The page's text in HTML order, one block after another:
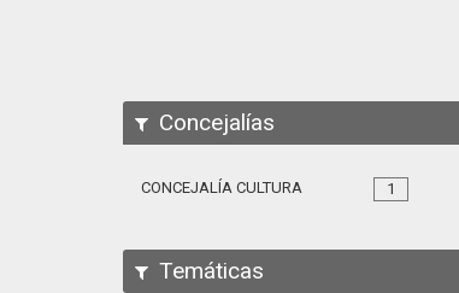
Concejalías
1
CONCEJALÍA CULTURA
Temáticas